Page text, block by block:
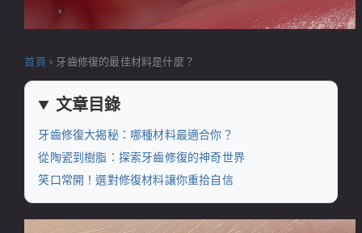
首頁 › 牙齒修復的最佳材料是什麼？
文章目錄
牙齒修復大揭秘：哪種材料最適合你？
從陶瓷到樹脂：探索牙齒修復的神奇世界
笑口常開！選對修復材料讓你重拾自信